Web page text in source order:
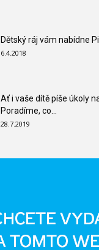
Dětský ráj vám nabídne
6.4.2018
Ať i vaše dítě píše úkoly
Poradíme, co...
28.7.2019